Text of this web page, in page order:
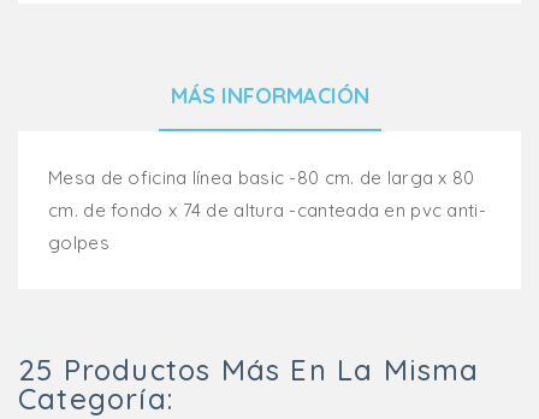
MÁS INFORMACIÓN
Mesa de oficina línea basic -80 cm. de larga x 80
cm. de fondo x 74 de altura -canteada en pvc anti-
golpes
25 Productos Más En La Misma
Categoría: